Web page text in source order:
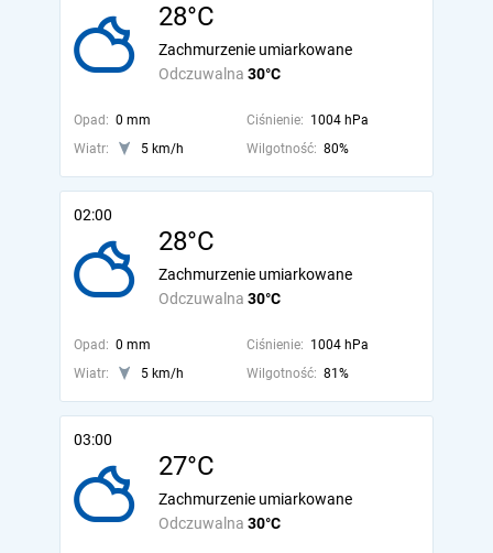
28°C
Odczuwalna 30°C
Zachmurzenie umiarkowane
Opad: 0 mm Ciśnienie: 1004 hPa
Wiatr:
5 km/h Wilgotność: 80%
02:00
28°C
Odczuwalna 30°C
Zachmurzenie umiarkowane
Opad: 0 mm Ciśnienie: 1004 hPa
Wiatr:
5 km/h Wilgotność: 81%
03:00
27°C
Odczuwalna 30°C
Zachmurzenie umiarkowane